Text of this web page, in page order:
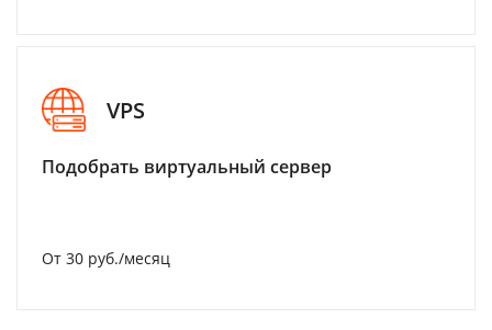
VPS
Подобрать виртуальный сервер
От 30 руб./месяц